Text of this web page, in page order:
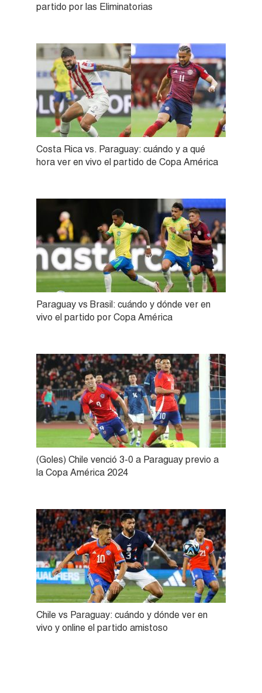
partido por las Eliminatorias
Costa Rica vs. Paraguay: cuándo y a qué
hora ver en vivo el partido de Copa América
Paraguay vs Brasil: cuándo y dónde ver en
vivo el partido por Copa América
(Goles) Chile venció 3-0 a Paraguay previo a
la Copa América 2024
Chile vs Paraguay: cuándo y dónde ver en
vivo y online el partido amistoso